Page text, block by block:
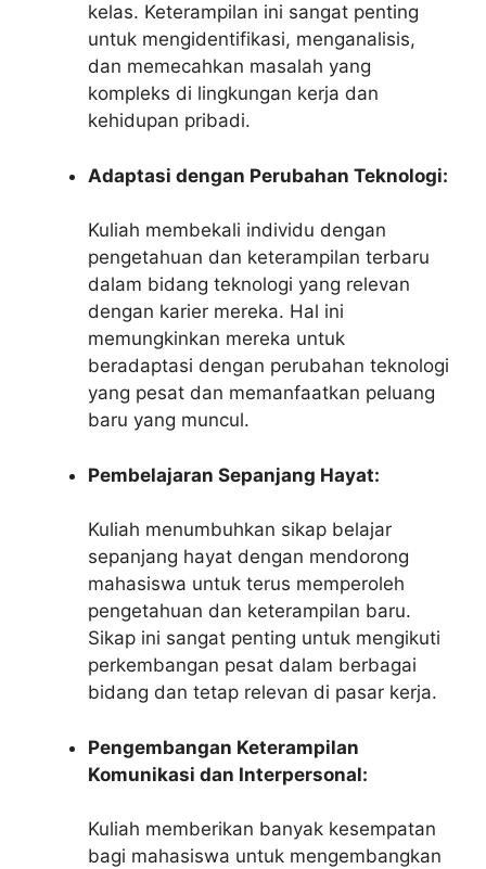
kelas. Keterampilan ini sangat penting
untuk mengidentifikasi, menganalisis,
dan memecahkan masalah yang
kompleks di lingkungan kerja dan
kehidupan pribadi.
Adaptasi dengan Perubahan Teknologi:
Kuliah membekali individu dengan
pengetahuan dan keterampilan terbaru
dalam bidang teknologi yang relevan
dengan karier mereka. Hal ini
memungkinkan mereka untuk
beradaptasi dengan perubahan teknologi
yang pesat dan memanfaatkan peluang
baru yang muncul.
Pembelajaran Sepanjang Hayat:
Kuliah menumbuhkan sikap belajar
sepanjang hayat dengan mendorong
mahasiswa untuk terus memperoleh
pengetahuan dan keterampilan baru.
Sikap ini sangat penting untuk mengikuti
perkembangan pesat dalam berbagai
bidang dan tetap relevan di pasar kerja.
Pengembangan Keterampilan
Komunikasi dan Interpersonal:
Kuliah memberikan banyak kesempatan
bagi mahasiswa untuk mengembangkan